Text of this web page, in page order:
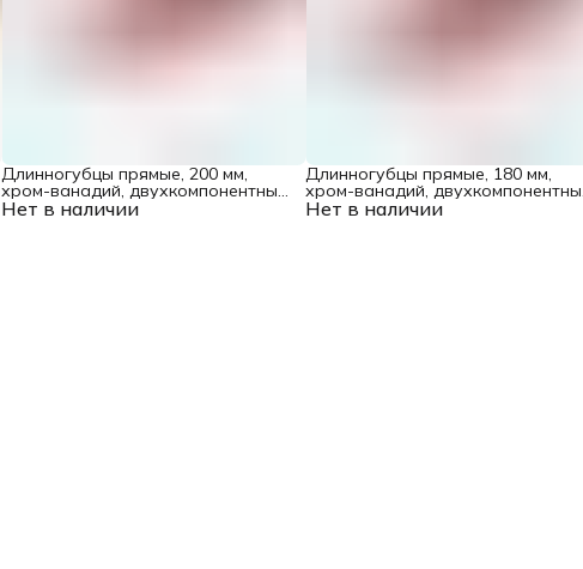
Нет в наличии
Длинногубцы прямые, 200 мм,
хром-ванадий, двухкомпонентные
рукоятки Matrix Нет в наличии
Длинногубцы прямые, 180 мм,
хром-ванадий, двухкомпонентные
рукоятки Matrix